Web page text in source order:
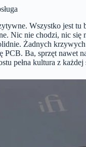
Wszystko jest tu
Nic nie chodzi, nic się
Żadnych
PCB. Ba, sprzęt nawet
pełna kultura z każdej